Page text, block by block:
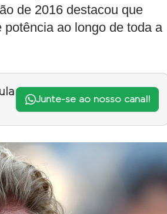
de 2016 destacou que
ao longo de toda a
Junte-se ao nosso canal!